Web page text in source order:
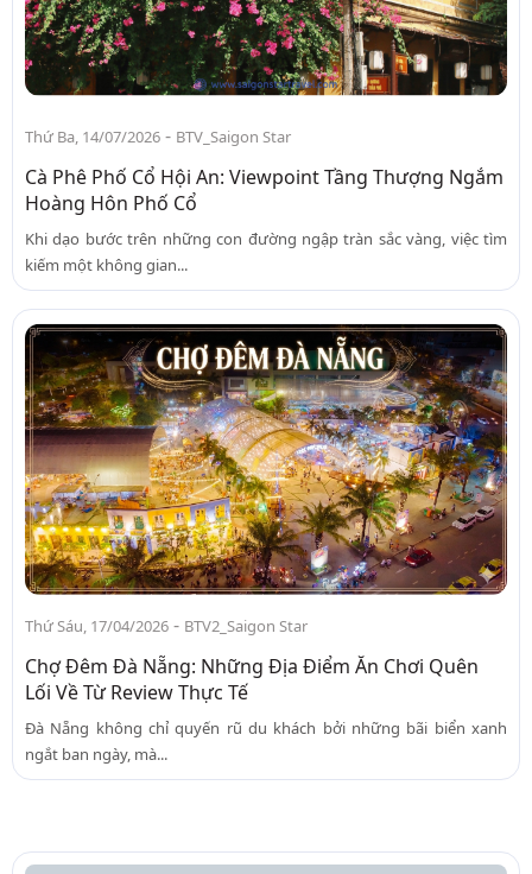
Thứ Ba, 14/07/2026 - BTV_Saigon Star
Cà Phê Phố Cổ Hội An: Viewpoint Tầng Thượng Ngắm
Hoàng Hôn Phố Cổ
Khi dạo bước trên những con đường ngập tràn sắc vàng, việc tìm
kiếm một không gian...
Thứ Sáu, 17/04/2026 - BTV2_Saigon Star
Chợ Đêm Đà Nẵng: Những Địa Điểm Ăn Chơi Quên
Lối Về Từ Review Thực Tế
Đà Nẵng không chỉ quyến rũ du khách bởi những bãi biển xanh
ngắt ban ngày, mà...